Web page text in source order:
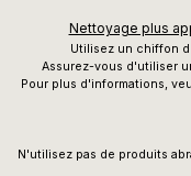
Nettoyage plus
Utilisez un chiffon
Assurez-vous d'utiliser
Pour plus d'informations,
N'utilisez pas de produits